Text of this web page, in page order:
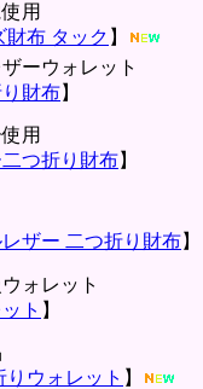
用
布 タック 】
ーウォレット
財布】
用
つ折り財布】
ザー 二つ折り財布】
ォレット
ト 】
ウォレット 】